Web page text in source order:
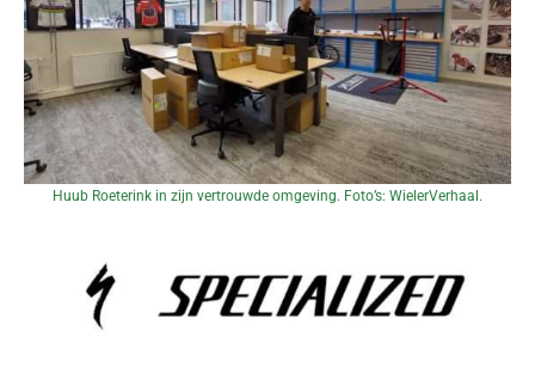
Huub Roeterink in zijn vertrouwde omgeving. Foto’s: WielerVerhaal.